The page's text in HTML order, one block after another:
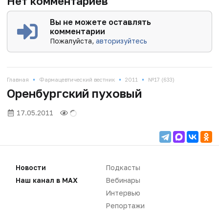
Вы не можете оставлять
комментарии
Пожалуйста,авторизуйтесь
Главная • Фармацевтический вестник • 2011 • №17 (633)
Оренбургский пуховый
17.05.2011
Новости
Наш канал в MAX
Подкасты
Вебинары
Интервью
Репортажи